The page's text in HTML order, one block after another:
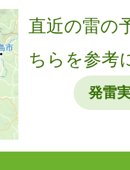
直近の雷の
ちらを参考
発雷